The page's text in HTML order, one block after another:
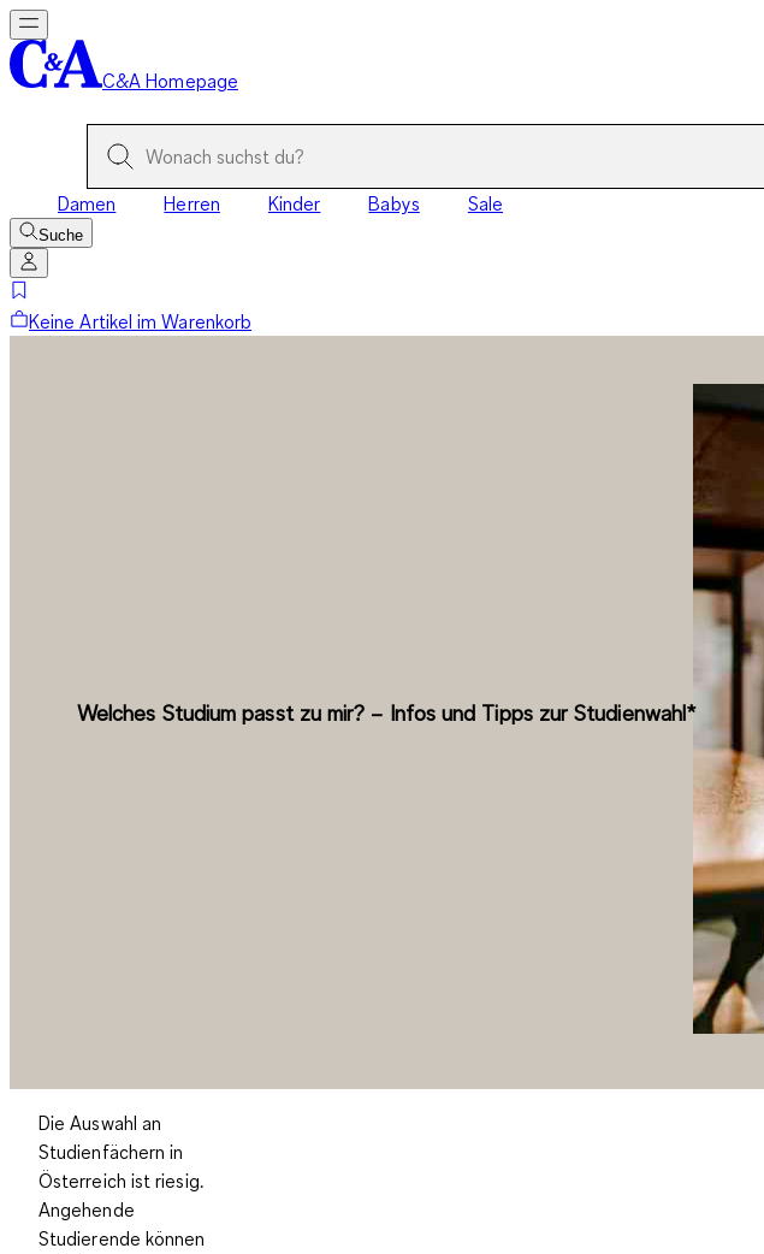
C&A Homepage
Damen Herren Kinder Babys Sale
Suche
Keine Artikel im Warenkorb
Welches Studium passt zu mir? – Infos und Tipps zur Studienwahl*
Die Auswahl an
Studienfächern in
Österreich ist riesig.
Angehende
Studierende können